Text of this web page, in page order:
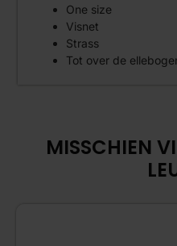
One size
Visnet
Strass
Tot over de
MISSCHIEN